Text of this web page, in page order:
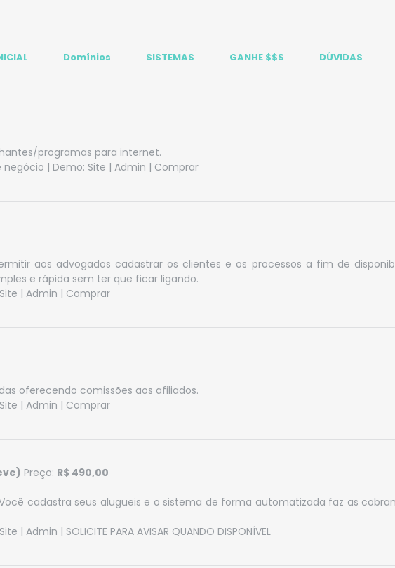
Domínios SISTEMAS GANHE $$$ DÚVIDAS
programas para internet.
negócio | Demo: Site | Admin | Comprar
aos advogados cadastrar os clientes e os processos a fim de
e rápida sem ter que ficar ligando.
Site | Admin | Comprar
oferecendo comissões aos afiliados.
Site | Admin | Comprar
Preço: R$ 490,00
cadastra seus alugueis e o sistema de forma automatizada faz as
Site | Admin | SOLICITE PARA AVISAR QUANDO DISPONÍVEL